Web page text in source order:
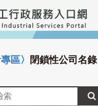
區〉 閉鎖性公司名錄